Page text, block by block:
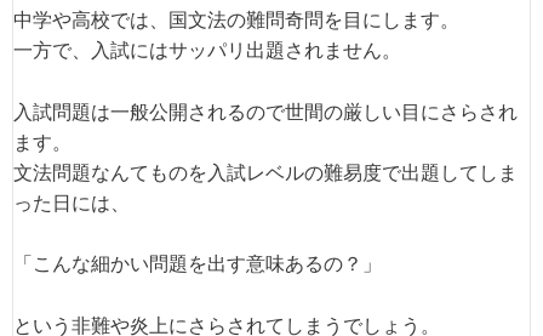
中学や高校では、国文法の難問奇問を目にします。
一方で、入試にはサッパリ出題されません。
入試問題は一般公開されるので世間の厳しい目にさらされ
ます。
文法問題なんてものを入試レベルの難易度で出題してしま
った日には、
「こんな細かい問題を出す意味あるの？」
という非難や炎上にさらされてしまうでしょう。